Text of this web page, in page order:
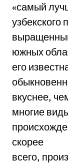
«самый
узбекского
южных
его
вкуснее,
многие
скорее
всего,